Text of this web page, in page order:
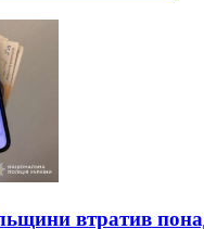
втратив